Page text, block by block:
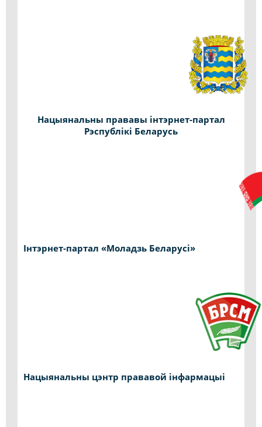
Нацыянальны прававы інтэрнет-партал
Рэспублікі Беларусь
Інтэрнет-партал «Моладзь Беларусі»
Нацыянальны цэнтр прававой інфармацыі